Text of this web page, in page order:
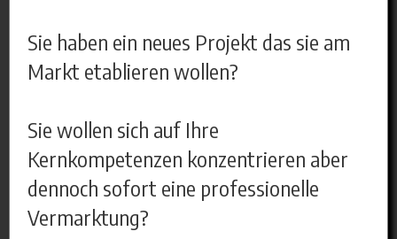
Sie haben ein neues Projekt das sie am
Markt etablieren wollen?
Sie wollen sich auf Ihre
Kernkompetenzen konzentrieren aber
dennoch sofort eine professionelle
Vermarktung?